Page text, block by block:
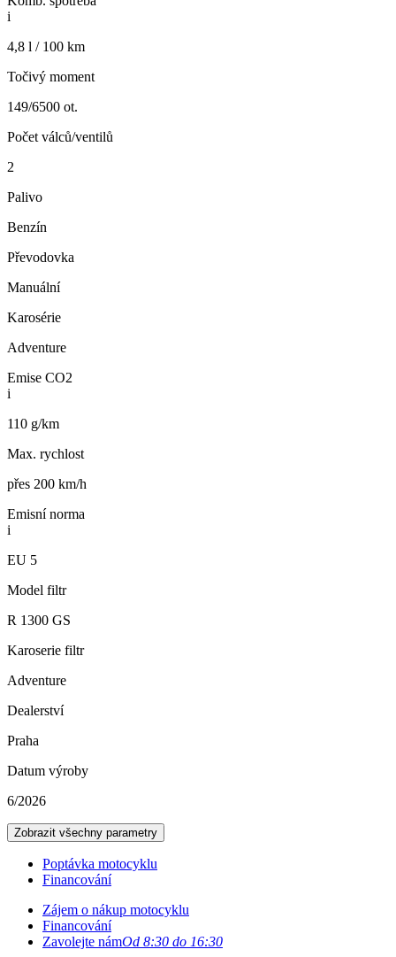
i
4,8 l / 100 km
Točivý moment
149/6500 ot.
Počet válců/ventilů
2
Palivo
Benzín
Převodovka
Manuální
Karosérie
Adventure
Emise CO2
i
110 g/km
Max. rychlost
přes 200 km/h
Emisní norma
i
EU 5
Model filtr
R 1300 GS
Karoserie filtr
Adventure
Dealerství
Praha
Datum výroby
6/2026
Zobrazit všechny parametry
Poptávka motocyklu
Financování
Zájem o nákup motocyklu
Financování
Zavolejte námOd 8:30 do 16:30